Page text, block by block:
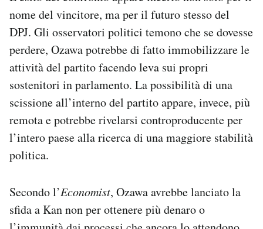
nome del vincitore, ma per il futuro stesso del
DPJ. Gli osservatori politici temono che se dovesse
perdere, Ozawa potrebbe di fatto immobilizzare le
attività del partito facendo leva sui propri
sostenitori in parlamento. La possibilità di una
scissione all’interno del partito appare, invece, più
remota e potrebbe rivelarsi controproducente per
l’intero paese alla ricerca di una maggiore stabilità
politica.
Secondo l’Economist, Ozawa avrebbe lanciato la
sfida a Kan non per ottenere più denaro o